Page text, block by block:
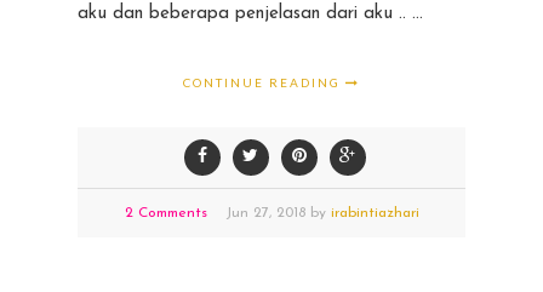
aku dan beberapa penjelasan dari aku .. ...
CONTINUE READING
2 Comments Jun 27,2018 by irabintiazhari